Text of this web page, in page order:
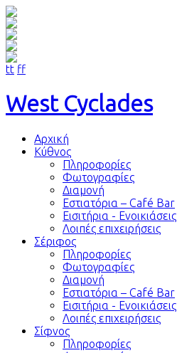
tt ff
West Cyclades
Αρχική
Kύθνος
Πληροφορίες
Φωτογραφίες
Διαμονή
Εστιατόρια – Café Bar
Εισιτήρια - Ενοικιάσεις
Λοιπές επιχειρήσεις
Σέριφος
Πληροφορίες
Φωτογραφίες
Διαμονή
Εστιατόρια – Café Bar
Εισιτήρια - Ενοικιάσεις
Λοιπές επιχειρήσεις
Σίφνος
Πληροφορίες